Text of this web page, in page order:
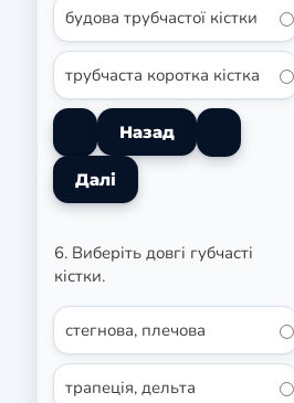
будова трубчастої кістки
трубчаста коротка кістка
6. Виберіть довгі губчасті
кістки.
стегнова, плечова
трапеція, дельта